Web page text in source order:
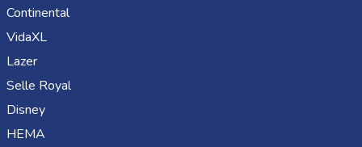
Continental
VidaXL
Lazer
Selle Royal
Disney
HEMA